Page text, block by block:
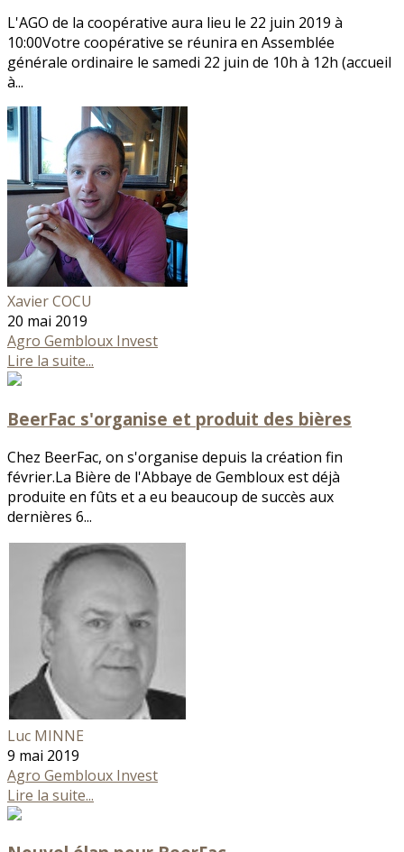
L'AGO de la coopérative aura lieu le 22 juin 2019 à
10:00Votre coopérative se réunira en Assemblée
générale ordinaire le samedi 22 juin de 10h à 12h (accueil
à...
Xavier COCU
20 mai 2019
Agro Gembloux Invest
Lire la suite...
BeerFac s'organise et produit des bières
Chez BeerFac, on s'organise depuis la création fin
février.La Bière de l'Abbaye de Gembloux est déjà
produite en fûts et a eu beaucoup de succès aux
dernières 6...
Luc MINNE
9 mai 2019
Agro Gembloux Invest
Lire la suite...